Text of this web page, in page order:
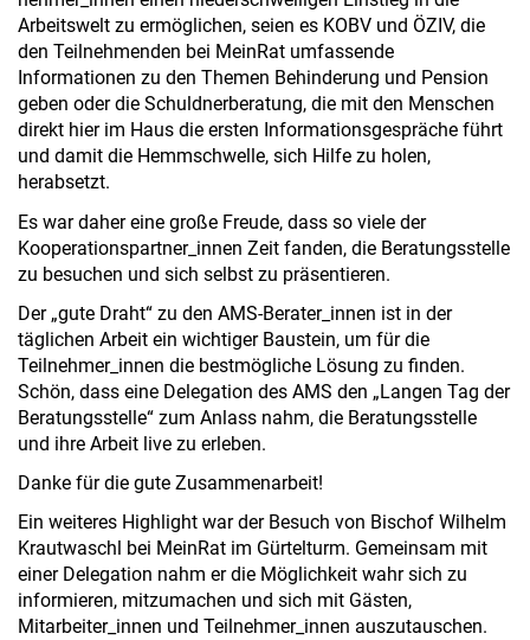
Arbeitswelt zu ermöglichen, seien es KOBV und ÖZIV, die
den Teilnehmenden bei MeinRat umfassende
Informationen zu den Themen Behinderung und Pension
geben oder die Schuldnerberatung, die mit den Menschen
direkt hier im Haus die ersten Informationsgespräche führt
und damit die Hemmschwelle, sich Hilfe zu holen,
herabsetzt.
Es war daher eine große Freude, dass so viele der
Kooperationspartner_innen Zeit fanden, die Beratungsstelle
zu besuchen und sich selbst zu präsentieren.
Der „gute Draht“ zu den AMS-Berater_innen ist in der
täglichen Arbeit ein wichtiger Baustein, um für die
Teilnehmer_innen die bestmögliche Lösung zu finden.
Schön, dass eine Delegation des AMS den „Langen Tag der
Beratungsstelle“ zum Anlass nahm, die Beratungsstelle
und ihre Arbeit live zu erleben.
Danke für die gute Zusammenarbeit!
Ein weiteres Highlight war der Besuch von Bischof Wilhelm
Krautwaschl bei MeinRat im Gürtelturm. Gemeinsam mit
einer Delegation nahm er die Möglichkeit wahr sich zu
informieren, mitzumachen und sich mit Gästen,
Mitarbeiter_innen und Teilnehmer_innen auszutauschen.